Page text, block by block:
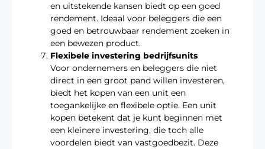
en uitstekende kansen biedt op een goed
rendement. Ideaal voor beleggers die een
goed en betrouwbaar rendement zoeken in
een bewezen product.
Flexibele investering bedrijfsunits
Voor ondernemers en beleggers die niet
direct in een groot pand willen investeren,
biedt het kopen van een unit een
toegankelijke en flexibele optie. Een unit
kopen betekent dat je kunt beginnen met
een kleinere investering, die toch alle
voordelen biedt van vastgoedbezit. Deze